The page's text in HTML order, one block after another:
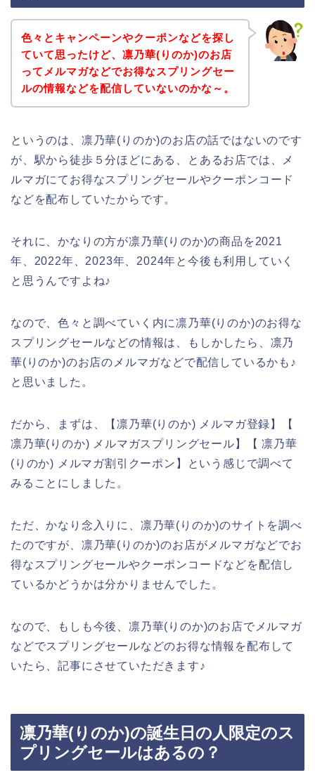
色々とキャンペーンやクーポンなどを探し
ていて思ったけど、凛乃華(りのか)のお店
ってメルマガなどでお得なスプリングセー
ルの情報などを配信していないのかな～。
というのは、凛乃華(りのか)のお店の話ではないのです
が、駅から徒歩５分ほどにある、とあるお店では、メ
ルマガにてお得なスプリングセールやクーポンコード
などを配布していたからです。
それに、かなりの方が凛乃華(りのか)の商品を2021
年、2022年、2023年、2024年と今後も利用していく
と思うんですよね♪
なので、色々と調べていく内に凛乃華(りのか)のお得な
スプリングセールなどの情報は、もしかしたら、凛乃
華(りのか)のお店のメルマガなどで配信しているかも♪
と思いました。
だから、まずは、【凛乃華(りのか) メルマガ登録】【
凛乃華(りのか) メルマガスプリングセール】【 凛乃華
(りのか) メルマガ割引クーポン】という感じで調べて
みることにしました。
ただ、かなり念入りに、凛乃華(りのか)のサイトを調べ
たのですが、凛乃華(りのか)のお店がメルマガなどでお
得なスプリングセールやクーポンコードなどを配信し
ているかどうかは分かりませんでした。
なので、もしも今後、凛乃華(りのか)のお店でメルマガ
などでスプリングセールなどのお得な情報を配布して
いたら、記事にさせていただきます♪
凛乃華(りのか)の誕生日の人限定のス
プリングセールはあるの？